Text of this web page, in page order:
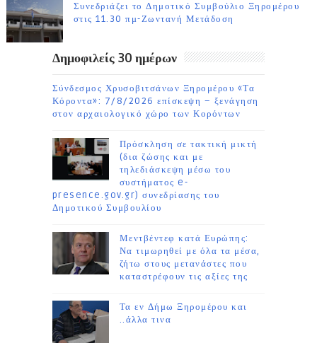
Συνεδριάζει το Δημοτικό Συμβούλιο Ξηρομέρου
στις 11.30 πμ-Ζωντανή Μετάδοση
Δημοφιλείς 30 ημέρων
Σύνδεσμος Χρυσοβιτσάνων Ξηρομέρου «Τα
Κόροντα»: 7/8/2026 επίσκεψη – ξενάγηση
στον αρχαιολογικό χώρο των Κορόντων
Πρόσκληση σε τακτική μικτή
(δια ζώσης και με
τηλεδιάσκεψη μέσω του
συστήματος e-
presence.gov.gr) συνεδρίασης του
Δημοτικού Συμβουλίου
Μεντβέντεφ κατά Ευρώπης:
Να τιμωρηθεί με όλα τα μέσα,
ζήτω στους μετανάστες που
καταστρέφουν τις αξίες της
Τα εν Δήμω Ξηρομέρου και
..άλλα τινα